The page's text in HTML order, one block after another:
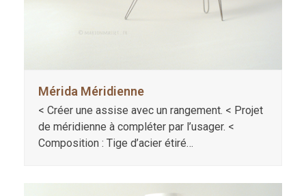
Mérida Méridienne
< Créer une assise avec un rangement. < Projet
de méridienne à compléter par l’usager. <
Composition : Tige d’acier étiré…